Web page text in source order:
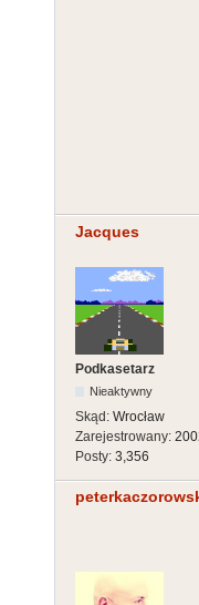
Jacques
Podkasetarz
Nieaktywny
Skąd: Wrocław
Zarejestrowany:
Posty: 3,356